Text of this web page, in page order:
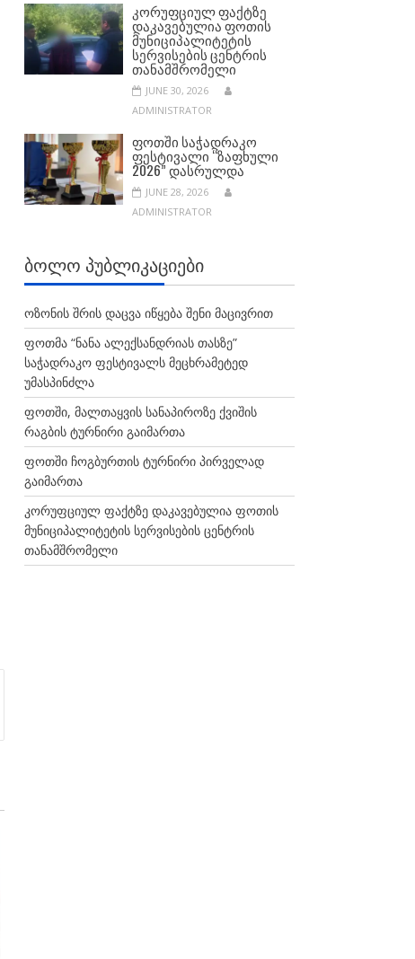
ᲙᲝᲠᲣᲤᲪᲘᲣᲚ ᲤᲐᲥᲢᲖᲔ
ᲓᲐᲙᲐᲕᲔᲑᲣᲚᲘᲐ ᲤᲝᲗᲘᲡ
ᲛᲣᲜᲘᲪᲘᲞᲐᲚᲘᲢᲔᲢᲘᲡ
ᲡᲔᲠᲕᲘᲡᲔᲑᲘᲡ ᲪᲔᲜᲢᲠᲘᲡ
ᲗᲐᲜᲐᲛᲨᲠᲝᲛᲔᲚᲘ
JUNE 30, 2026
ADMINISTRATOR
ᲤᲝᲗᲨᲘ ᲡᲐᲭᲐᲓᲠᲐᲙᲝ
ᲤᲔᲡᲢᲘᲕᲐᲚᲘ “ᲖᲐᲤᲮᲣᲚᲘ
2026” ᲓᲐᲡᲠᲣᲚᲓᲐ
JUNE 28, 2026
ADMINISTRATOR
ᲑᲝᲚᲝ ᲞᲣᲑᲚᲘᲙᲐᲪᲘᲔᲑᲘ
ოზონის შრის დაცვა იწყება შენი მაცივრით
ფოთმა “ნანა ალექსანდრიას თასზე”
საჭადრაკო ფესტივალს მეცხრამეტედ
უმასპინძლა
ფოთში, მალთაყვის სანაპიროზე ქვიშის
რაგბის ტურნირი გაიმართა
ფოთში ჩოგბურთის ტურნირი პირველად
გაიმართა
კორუფციულ ფაქტზე დაკავებულია ფოთის
მუნიციპალიტეტის სერვისების ცენტრის
თანამშრომელი